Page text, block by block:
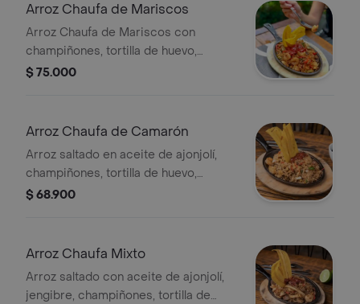
Arroz Chaufa de Mariscos
Arroz Chaufa de Mariscos con
champiñones, tortilla de huevo,
cebolla junca, jengibre y mariscos,
$ 75.000
Arroz Chaufa de Camarón
Arroz saltado en aceite de ajonjolí,
champiñones, tortilla de huevo,
cebolla junca, jengibre, camarón
$ 68.900
Arroz Chaufa Mixto
Arroz saltado con aceite de ajonjolí,
jengibre, champiñones, tortilla de